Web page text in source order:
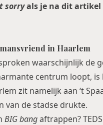
sorryals je na dit artikel
in Haarlem
waarschijnlijk de
centrum loopt,
zit namelijk aan ‘t
van de stadse drukte.
BIG bangaftrappen?